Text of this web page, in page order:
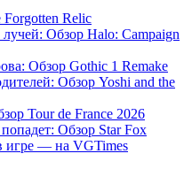
Relic
Обзор Halo: Campaign
Обзор Gothic 1 Remake
Обзор Yoshi and the
Tour de France 2026
Обзор Star Fox
игре — на VGTimes